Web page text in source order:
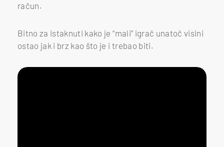
račun.
Bitno za istaknuti kako je “mali” igrač unatoč visini
ostao jak i brz kao što je i trebao biti.